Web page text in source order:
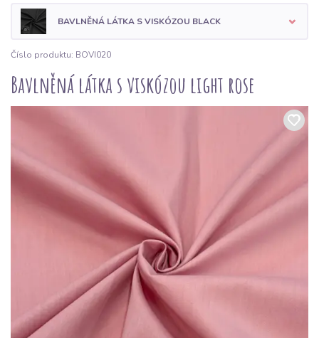
BAVLNĚNÁ LÁTKA S VISKÓZOU BLACK
Číslo produktu: BOVI020
Bavlněná látka s viskózou light rose